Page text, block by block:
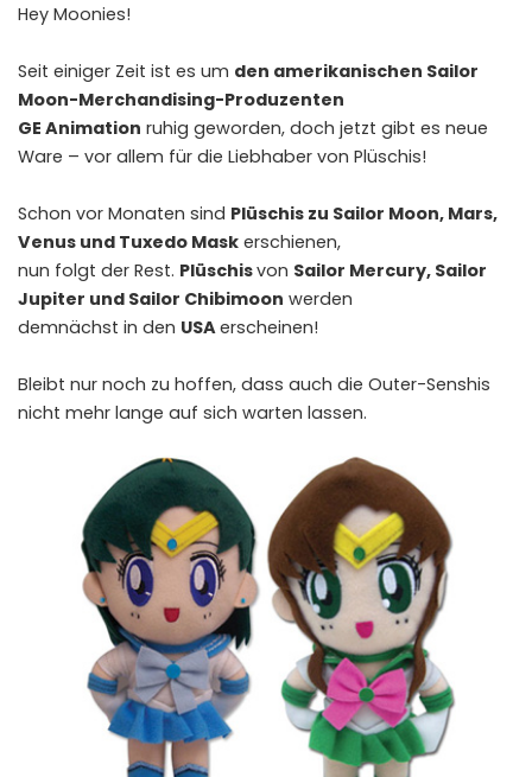
Hey Moonies!
Seit einiger Zeit ist es um den amerikanischen Sailor
Moon-Merchandising-Produzenten
GE Animation ruhig geworden, doch jetzt gibt es neue
Ware – vor allem für die Liebhaber von Plüschis!
Schon vor Monaten sind Plüschis zu Sailor Moon, Mars,
Venus und Tuxedo Mask erschienen,
nun folgt der Rest. Plüschisvon Sailor Mercury, Sailor
Jupiter und Sailor Chibimoon werden
demnächst in den USAerscheinen!
Bleibt nur noch zu hoffen, dass auch die Outer-Senshis
nicht mehr lange auf sich warten lassen.